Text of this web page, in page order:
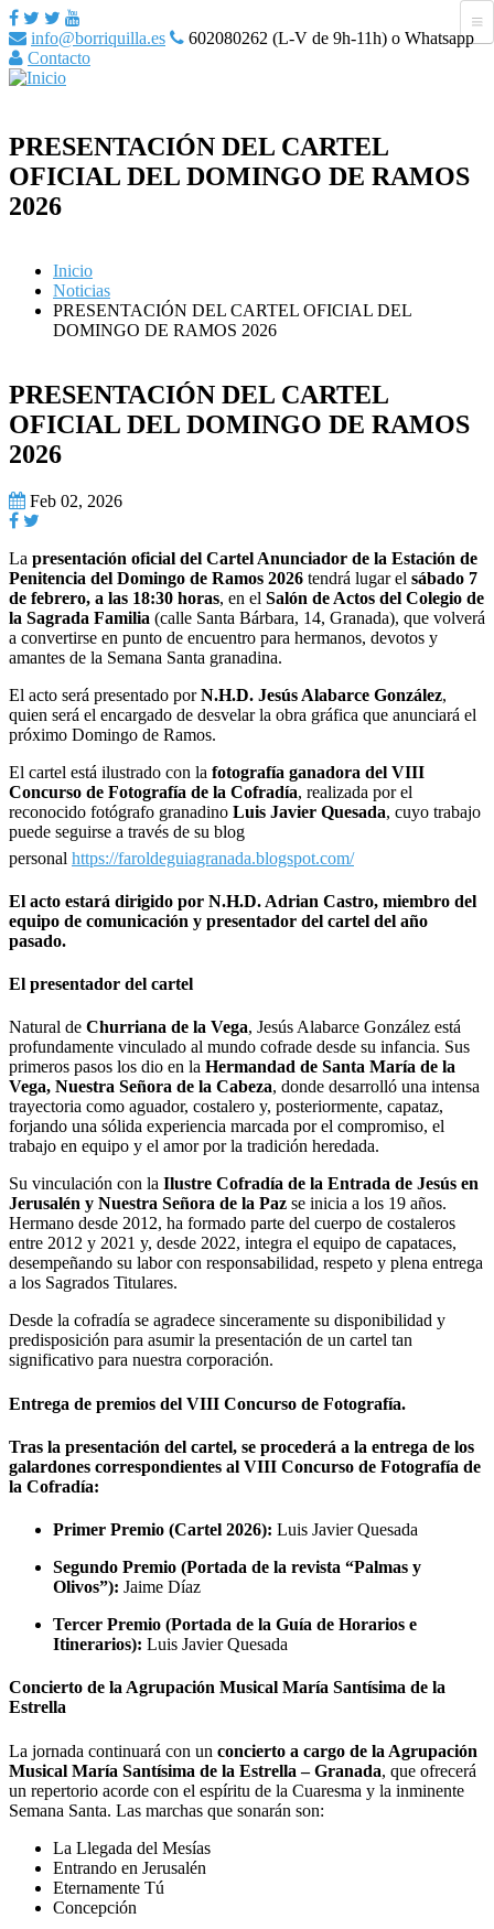
info@borriquilla.es
602080262 (L-V de 9h-11h) o Whatsapp
Contacto
PRESENTACIÓN DEL CARTEL
OFICIAL DEL DOMINGO DE RAMOS
2026
Inicio
Noticias
PRESENTACIÓN DEL CARTEL OFICIAL DEL
DOMINGO DE RAMOS 2026
PRESENTACIÓN DEL CARTEL
OFICIAL DEL DOMINGO DE RAMOS
2026
Feb 02, 2026
La presentación oficial del Cartel Anunciador de la Estación de
Penitencia del Domingo de Ramos 2026 tendrá lugar el sábado 7
de febrero, a las 18:30 horas, en el Salón de Actos del Colegio de
la Sagrada Familia (calle Santa Bárbara, 14, Granada), que volverá
a convertirse en punto de encuentro para hermanos, devotos y
amantes de la Semana Santa granadina.
El acto será presentado porN.H.D. Jesús Alabarce González,
quien será el encargado de desvelar la obra gráfica que anunciará el
próximo Domingo de Ramos.
El cartel está ilustrado con la fotografía ganadora del VIII
Concurso de Fotografía de la Cofradía, realizada por el
reconocido fotógrafo granadino Luis Javier Quesada, cuyo trabajo
puede seguirse a través de su blog
personal https://faroldeguiagranada.blogspot.com/
El acto estará dirigido por N.H.D. Adrian Castro, miembro del
equipo de comunicación y presentador del cartel del año
pasado.
El presentador del cartel
Natural de Churriana de la Vega, Jesús Alabarce González está
profundamente vinculado al mundo cofrade desde su infancia. Sus
primeros pasos los dio en la Hermandad de Santa María de la
Vega, Nuestra Señora de la Cabeza, donde desarrolló una intensa
trayectoria como aguador, costalero y, posteriormente, capataz,
forjando una sólida experiencia marcada por el compromiso, el
trabajo en equipo y el amor por la tradición heredada.
Su vinculación con la Ilustre Cofradía de la Entrada de Jesús en
Jerusalén y Nuestra Señora de la Paz se inicia a los 19 años.
Hermano desde 2012, ha formado parte del cuerpo de costaleros
entre 2012 y 2021 y, desde 2022, integra el equipo de capataces,
desempeñando su labor con responsabilidad, respeto y plena entrega
a los Sagrados Titulares.
Desde la cofradía se agradece sinceramente su disponibilidad y
predisposición para asumir la presentación de un cartel tan
significativo para nuestra corporación.
Entrega de premios del VIII Concurso de Fotografía.
Tras la presentación del cartel, se procederá a la entrega de los
galardones correspondientes al VIII Concurso de Fotografía de
la Cofradía:
Primer Premio (Cartel 2026): Luis Javier Quesada
Segundo Premio (Portada de la revista “Palmas y
Olivos”): Jaime Díaz
Tercer Premio (Portada de la Guía de Horarios e
Itinerarios): Luis Javier Quesada
Concierto de la Agrupación Musical María Santísima de la
Estrella
La jornada continuará con un concierto a cargo de la Agrupación
Musical María Santísima de la Estrella – Granada, que ofrecerá
un repertorio acorde con el espíritu de la Cuaresma y la inminente
Semana Santa. Las marchas que sonarán son:
La Llegada del Mesías
Entrando en Jerusalén
Eternamente Tú
Concepción